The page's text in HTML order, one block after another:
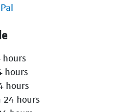
hours
hours
hours
24 hours